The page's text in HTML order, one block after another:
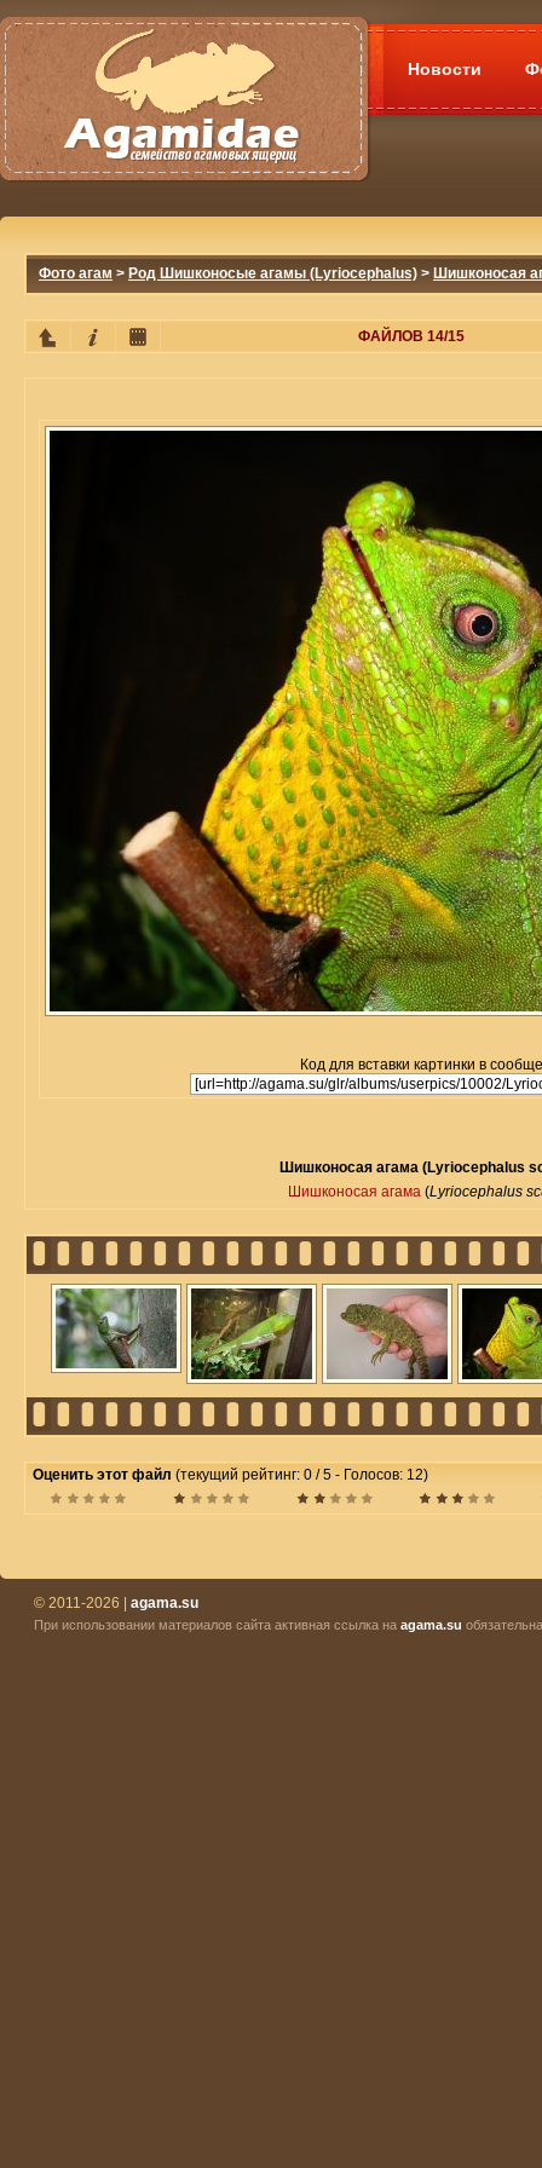
Новости
Фото агам > Род Шишконосые агамы (Lyriocephalus) > Шишконосая
ФАЙЛОВ 14/15
Код для вставки картинки в
Шишконосая агама (Lyriocephalus
Шишконосая агама (Lyriocephalus
Оценить этот файл (текущий рейтинг: 0 / 5 - Голосов: 12)
© 2011-2026 | agama.su
При использовании материалов сайта активная ссылка на agama.su